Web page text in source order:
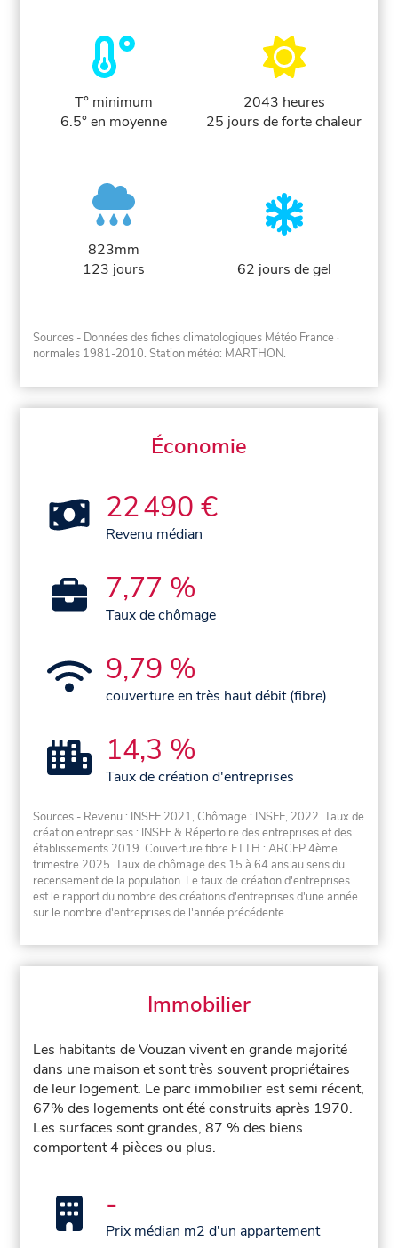
T° minimum
6.5° en moyenne
2043 heures
25 jours de forte chaleur
823mm
123 jours
62 jours de gel
Sources - Données des fiches climatologiques Météo France ·
normales 1981-2010. Station météo: MARTHON.
Économie
22 490 €
Revenu médian
7,77 %
Taux de chômage
9,79 %
couverture en très haut débit (fibre)
14,3 %
Taux de création d'entreprises
Sources - Revenu : INSEE 2021, Chômage : INSEE, 2022. Taux de
création entreprises : INSEE & Répertoire des entreprises et des
établissements 2019. Couverture fibre FTTH : ARCEP 4ème
trimestre 2025. Taux de chômage des 15 à 64 ans au sens du
recensement de la population. Le taux de création d'entreprises
est le rapport du nombre des créations d'entreprises d'une année
sur le nombre d'entreprises de l'année précédente.
Immobilier
Les habitants de Vouzan vivent en grande majorité
dans une maison et sont très souvent propriétaires
de leur logement. Le parc immobilier est semi récent,
67% des logements ont été construits après 1970.
Les surfaces sont grandes, 87 % des biens
comportent 4 pièces ou plus.
-
Prix médian m2 d'un appartement